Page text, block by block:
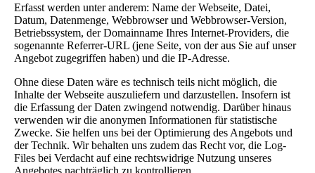
Erfasst werden unter anderem: Name der Webseite, Datei,
Datum, Datenmenge, Webbrowser und Webbrowser-Version,
Betriebssystem, der Domainname Ihres Internet-Providers, die
sogenannte Referrer-URL (jene Seite, von der aus Sie auf unser
Angebot zugegriffen haben) und die IP-Adresse.
Ohne diese Daten wäre es technisch teils nicht möglich, die
Inhalte der Webseite auszuliefern und darzustellen. Insofern ist
die Erfassung der Daten zwingend notwendig. Darüber hinaus
verwenden wir die anonymen Informationen für statistische
Zwecke. Sie helfen uns bei der Optimierung des Angebots und
der Technik. Wir behalten uns zudem das Recht vor, die Log-
Files bei Verdacht auf eine rechtswidrige Nutzung unseres
Angebotes nachträglich zu kontrollieren.